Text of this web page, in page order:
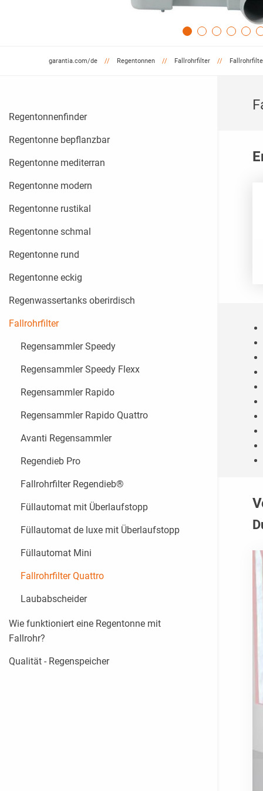
garantia.com/de Regentonnen Fallrohrfilter
Regentonnenfinder
Regentonne bepflanzbar
Regentonne mediterran
Regentonne modern
Regentonne rustikal
Regentonne schmal
Regentonne rund
Regentonne eckig
Regenwassertanks oberirdisch
Fallrohrfilter
Regensammler Speedy
Regensammler Speedy Flexx
Regensammler Rapido
Regensammler Rapido Quattro
Avanti Regensammler
Regendieb Pro
Fallrohrfilter Regendieb®
Füllautomat mit Überlaufstopp
Füllautomat de luxe mit Überlaufstopp
Füllautomat Mini
Fallrohrfilter Quattro
Laubabscheider
Wie funktioniert eine Regentonne mit
Fallrohr?
Qualität - Regenspeicher